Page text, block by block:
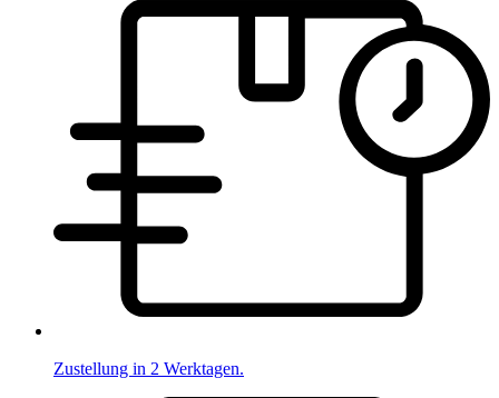
Zustellung in 2 Werktagen.